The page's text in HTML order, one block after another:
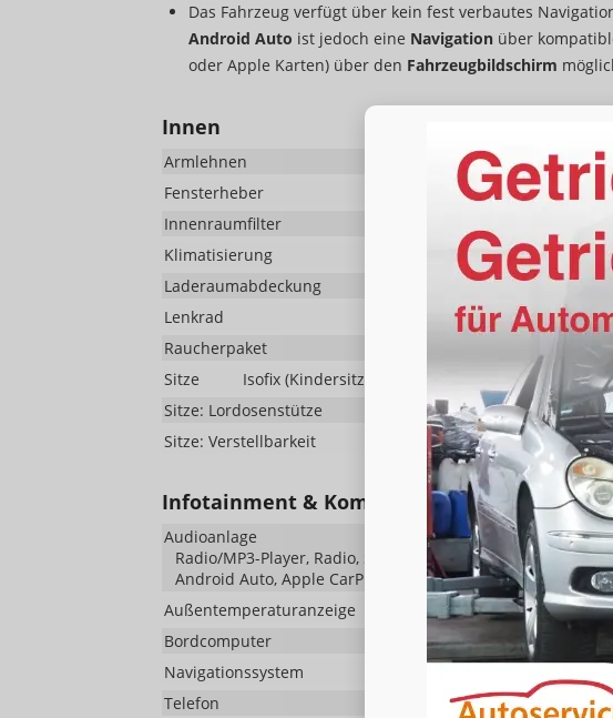
Das Fahrzeug verfügt über kein fest verbautes
Android Auto ist jedoch eine Navigation über
oder Apple Karten) über den Fahrzeugbildschirm
Innen
Armlehnen
Fensterheber
Innenraumfilter
Klimatisierung
Laderaumabdeckung
Lenkrad
in Leder,
Raucherpaket
Sitze
Isofix (Kindersitzbefestigung), Rücksitzbank
Sitze: Lordosenstütze
Sitze: Verstellbarkeit
Infotainment & Kommunikation
Audioanlage
Radio/MP3-Player, Radio, Schnittstelle MP3, Schnittstelle
Android Auto, Apple CarPlay, Musikstreaming integriert,
Außentemperaturanzeige
Bordcomputer
Navigationssystem
Telefon